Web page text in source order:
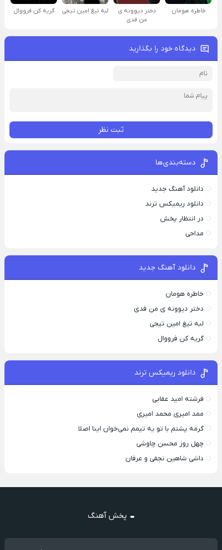
خاطره هومان
دختر دیوونه‌ ی
من فدی
لبه تیغ امین تیجی گریه کن فرووال
دیدگاه خود را بگذارید
ثبت نظر
دسته‌بندی‌ها
دانلود آهنگ جدید
دانلود ریمیکس ترند
در انتظار پخش
مداحی
دانلود آهنگ جدید
خاطره هومان
دختر دیوونه‌ ی من فدی
لبه تیغ امین تیجی
گریه کن فرووال
دانلود ریمیکس ترند
فرشته امید عقابی
ممد امیری محمد امیری
گرمه پشتم با تو یه تیمم نمی‌خوان اینا اصلا
چهل روز محسن چاوشی
داشی شاهین نجفی و عرفان
پخش آهنگ